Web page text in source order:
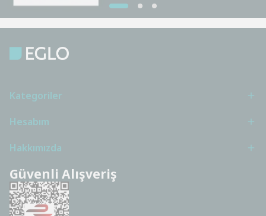
Kategoriler
Hesabım
Hakkımızda
Güvenli Alışveriş